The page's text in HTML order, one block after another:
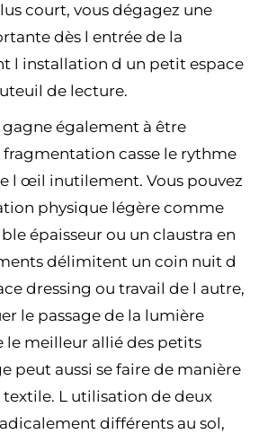
court, vous dégagez une
dès l entrée de la
l installation d un petit espace
de lecture.
également à être
casse le rythme
l œil inutilement. Vous pouvez
physique légère comme
épaisseur ou un claustra en
délimitent un coin nuit d
dressing ou travail de l autre,
le passage de la lumière
le meilleur allié des petits
peut aussi se faire de manière
L utilisation de deux
différents au sol,